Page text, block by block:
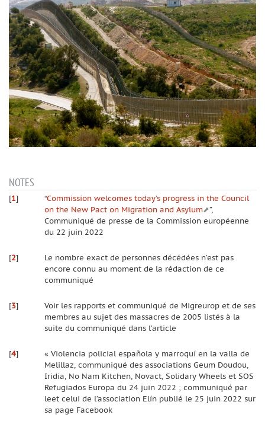
NOTES
[1] “Commission welcomes today’s progress in the Council
on the New Pact on Migration and Asylum
”,
Communiqué de presse de la Commission européenne
du 22 juin 2022
[2]
Le nombre exact de personnes décédées n’est pas
encore connu au moment de la rédaction de ce
communiqué
[3]
Voir les rapports et communiqué de Migreurop et de ses
membres au sujet des massacres de 2005 listés à la
suite du communiqué dans l’article
[4]
« Violencia policial española y marroquí en la valla de
Melillaz, communiqué des associations Geum Doudou,
Iridia, No Nam Kitchen, Novact, Solidary Wheels et SOS
Refugiados Europa du 24 juin 2022 ; communiqué par
leet celui de l’association Elín publié le 25 juin 2022 sur
sa page Facebook